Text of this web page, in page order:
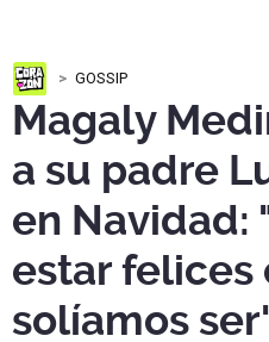
GOSSIP
Magaly
a su padre
en Navidad:
estar felices
solíamos